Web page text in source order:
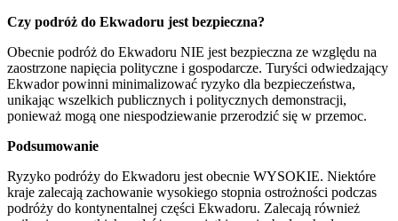
Czy podróż do Ekwadoru jest bezpieczna?
Obecnie podróż do Ekwadoru NIE jest bezpieczna ze względu na
zaostrzone napięcia polityczne i gospodarcze. Turyści odwiedzający
Ekwador powinni minimalizować ryzyko dla bezpieczeństwa,
unikając wszelkich publicznych i politycznych demonstracji,
ponieważ mogą one niespodziewanie przerodzić się w przemoc.
Podsumowanie
Ryzyko podróży do Ekwadoru jest obecnie WYSOKIE. Niektóre
kraje zalecają zachowanie wysokiego stopnia ostrożności podczas
podróży do kontynentalnej części Ekwadoru. Zalecają również